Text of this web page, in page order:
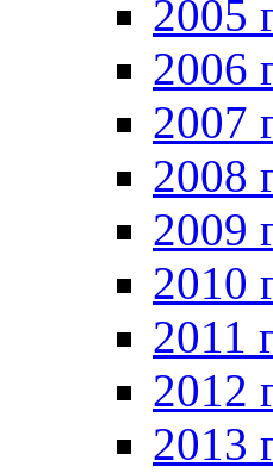
2005
2006
2007
2008
2009
2010
2011
2012
2013